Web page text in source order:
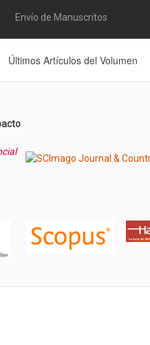
Envío de Manuscritos
Últimos Artículos del Volumen